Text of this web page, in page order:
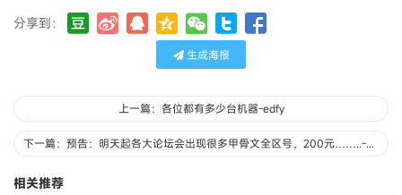
分享到：
生成海报
上一篇：各位都有多少台机器-edfy
下一篇：预告：明天起各大论坛会出现很多甲骨文全区号，200元……..-KuaiKan
相关推荐